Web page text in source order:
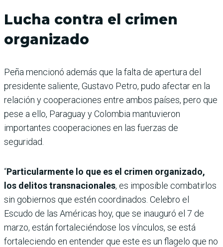
Lucha contra el crimen
organizado
Peña mencionó además que la falta de apertura del
presidente saliente, Gustavo Petro, pudo afectar en la
relación y cooperaciones entre ambos países, pero que
pese a ello, Paraguay y Colombia mantuvieron
importantes cooperaciones en las fuerzas de
seguridad.
“Particularmente lo que es el crimen organizado,
los delitos transnacionales, es imposible combatirlos
sin gobiernos que estén coordinados. Celebro el
Escudo de las Américas hoy, que se inauguró el 7 de
marzo, están fortaleciéndose los vínculos, se está
fortaleciendo en entender que este es un flagelo que no